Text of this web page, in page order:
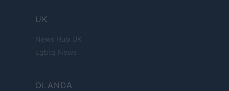
UK
News Hub UK
Lgbtq News
OLANDA